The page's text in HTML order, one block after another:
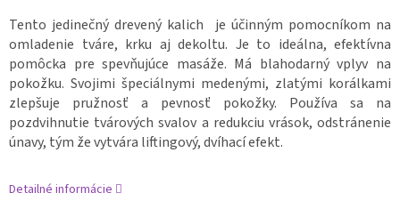
Tento jedinečný drevený kalich je účinným pomocníkom na
omladenie tváre, krku aj dekoltu. Je to ideálna, efektívna
pomôcka pre spevňujúce masáže. Má blahodarný vplyv na
pokožku. Svojimi špeciálnymi medenými, zlatými korálkami
zlepšuje pružnosť a pevnosť pokožky. Používa sa na
pozdvihnutie tvárových svalov a redukciu vrások, odstránenie
únavy, tým že vytvára liftingový, dvíhací efekt.
Detailné informácie